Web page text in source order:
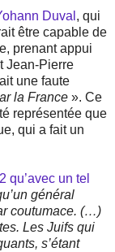
Duval , qui
être capable de
prenant appui
Jean-Pierre
une faute
la France ». Ce
représentée que
qui a fait un
qu’avec un tel
général
coutumace. (…)
Les Juifs qui
s’étant